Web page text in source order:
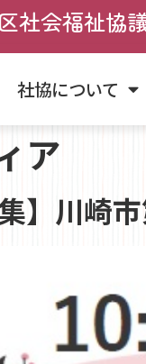
社会福祉協
社協について
ア
】川崎